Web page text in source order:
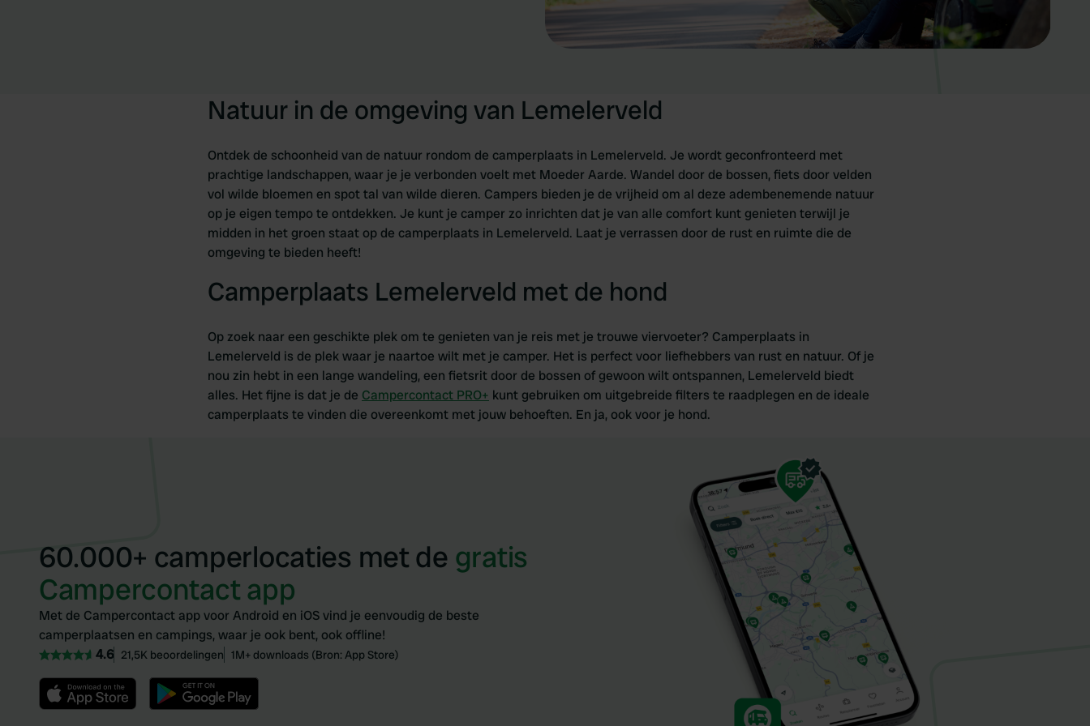
Natuur in de omgeving van Lemelerveld
Ontdek de schoonheid van de natuur rondom de camperplaats in Lemelerveld. Je wordt geconfronteerd met
prachtige landschappen, waar je je verbonden voelt met Moeder Aarde. Wandel door de bossen, fiets door velden
vol wilde bloemen en spot tal van wilde dieren. Campers bieden je de vrijheid om al deze adembenemende natuur
op je eigen tempo te ontdekken. Je kunt je camper zo inrichten dat je van alle comfort kunt genieten terwijl je
midden in het groen staat op de camperplaats in Lemelerveld. Laat je verrassen door de rust en ruimte die de
omgeving te bieden heeft!
Camperplaats Lemelerveld met de hond
Op zoek naar een geschikte plek om te genieten van je reis met je trouwe viervoeter? Camperplaats in
Lemelerveld is de plek waar je naartoe wilt met je camper. Het is perfect voor liefhebbers van rust en natuur. Of je
nou zin hebt in een lange wandeling, een fietsrit door de bossen of gewoon wilt ontspannen, Lemelerveld biedt
alles. Het fijne is dat je de Campercontact PRO+ kunt gebruiken om uitgebreide filters te raadplegen en de ideale
camperplaats te vinden die overeenkomt met jouw behoeften. En ja, ook voor je hond.
60.000+ camperlocaties met de gratis
Campercontact app
Met de Campercontact app voor Android en iOS vind je eenvoudig de beste
camperplaatsen en campings, waar je ook bent, ook offline!
4.6 21,5K beoordelingen 1M+ downloads (Bron: App Store)